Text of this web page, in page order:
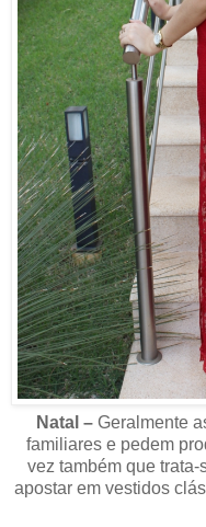
Natal –Geralmente
familiares e pedem
vez também que
apostar em vestidos